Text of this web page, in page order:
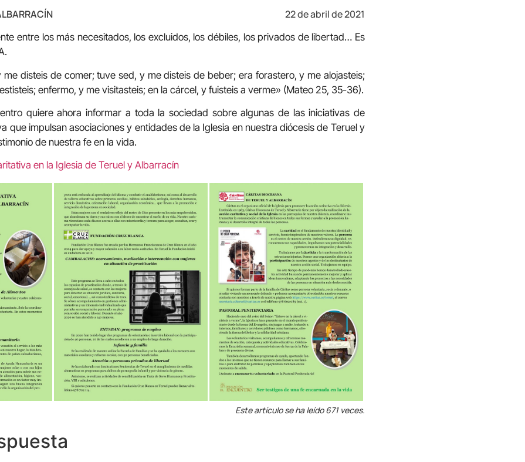
22 de abril de 2021
entre los más necesitados, los excluidos, los débiles, los privados de libertad… Es
disteis de comer; tuve sed, y me disteis de beber; era forastero, y me alojasteis;
enfermo, y me visitasteis; en la cárcel, y fuisteis a verme» (Mateo 25, 35-36).
quiere ahora informar a toda la sociedad sobre algunas de las iniciativas de
que impulsan asociaciones y entidades de la Iglesia en nuestra diócesis de Teruel y
de nuestra fe en la vida.
en la Iglesia de Teruel y Albarracín
Este artículo se ha leído 671 veces.